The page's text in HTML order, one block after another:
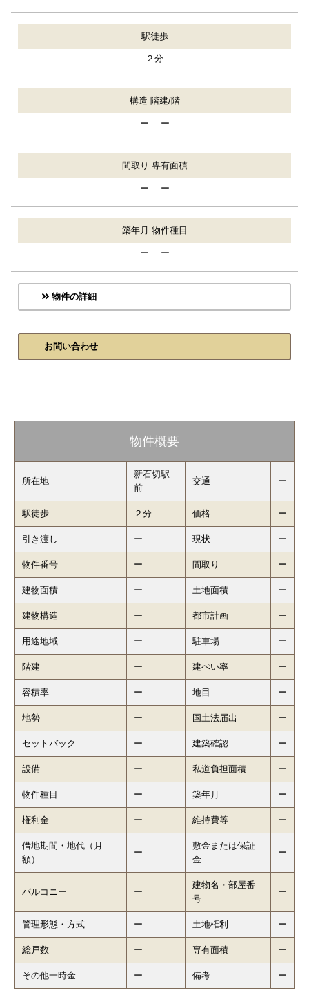
駅徒歩
２分
構造 階建/階
ー ー
間取り 専有面積
ー ー
築年月 物件種目
ー ー
物件の詳細
お問い合わせ
物件概要
所在地
新石切駅
前
交通 ー
駅徒歩 ２分 価格 ー
引き渡し ー 現状 ー
物件番号 ー 間取り ー
建物面積 ー 土地面積 ー
建物構造 ー 都市計画 ー
用途地域 ー 駐車場 ー
階建 ー 建ぺい率 ー
容積率 ー 地目 ー
地勢 ー 国土法届出 ー
セットバック ー 建築確認 ー
設備 ー 私道負担面積 ー
物件種目 ー 築年月 ー
権利金 ー 維持費等 ー
借地期間・地代（月
額）
ー
敷金または保証
金
ー
バルコニー ー
建物名・部屋番
号
ー
管理形態・方式 ー 土地権利 ー
総戸数 ー 専有面積 ー
その他一時金 ー 備考 ー